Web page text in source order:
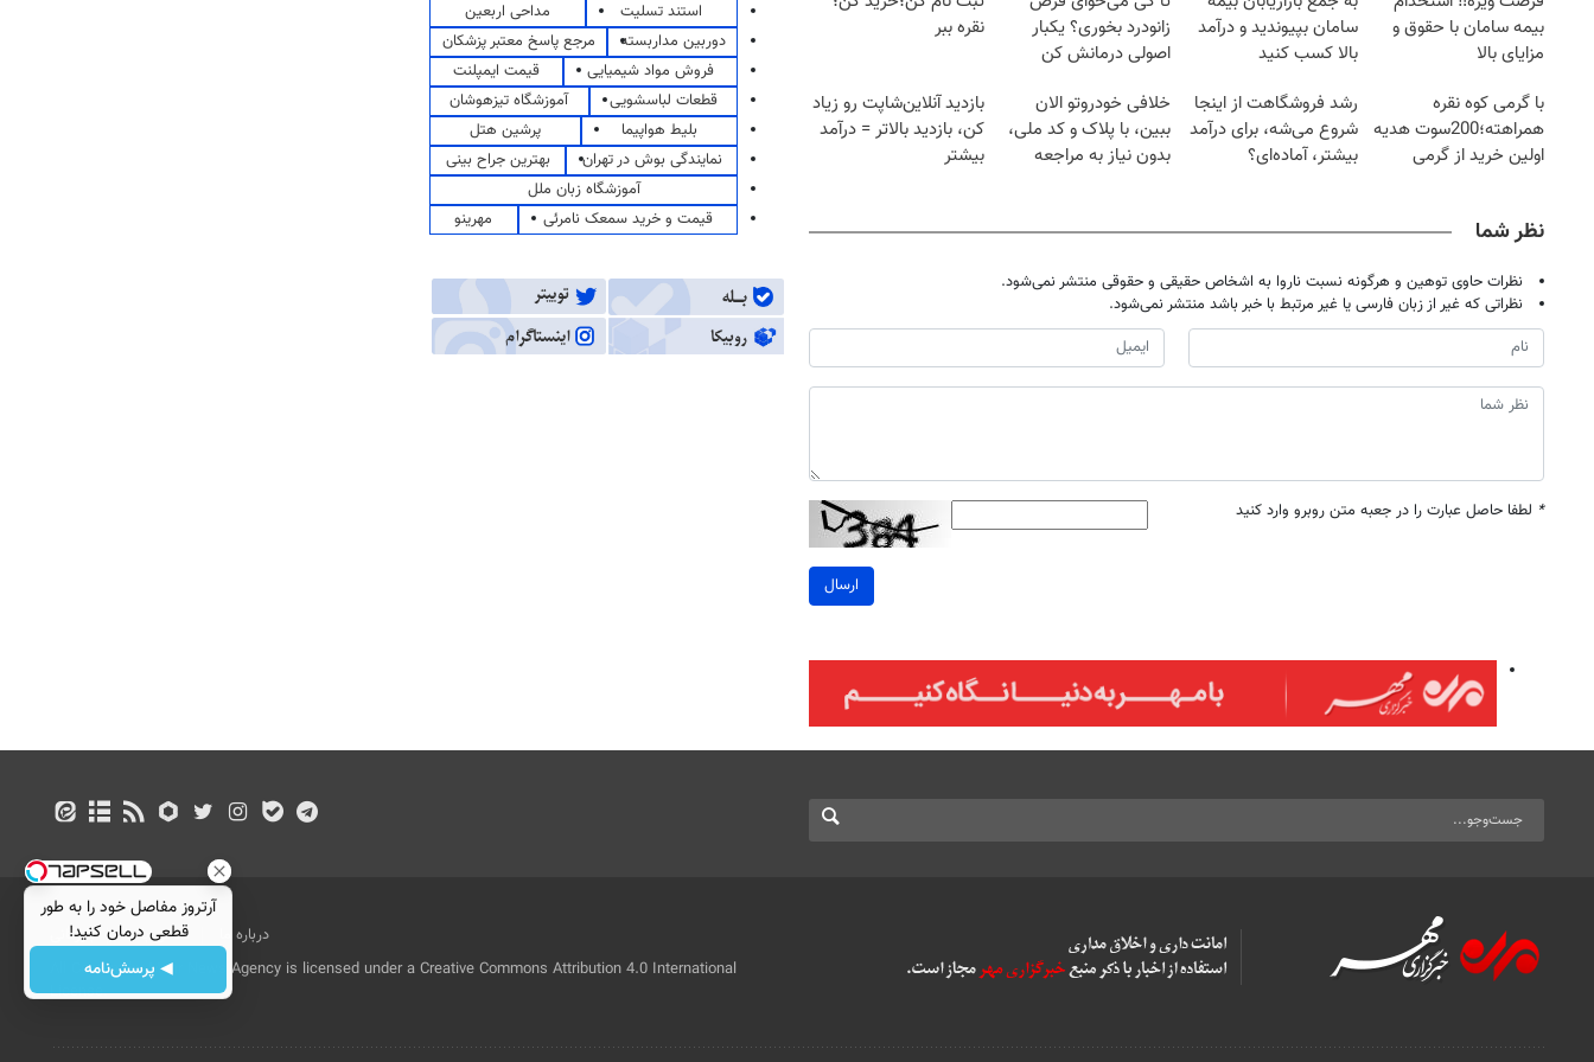
بیمه سامان با حقوق و
مزایای بالا
سامان بپیوندید و درآمد
بالا کسب کنید
زانودرد بخوری؟ یکبار
اصولی درمانش کن
نقره ببر
با گرمی کوه نقره
همراهته؛200سوت هدیه
اولین خرید از گرمی
رشد فروشگاهت از اینجا
شروع می‌شه، برای درآمد
بیشتر، آماده‌ای؟
خلافی خودروتو الان
ببین، با پلاک و کد ملی،
بدون نیاز به مراجعه
بازدید آنلاین‌شاپت رو زیاد
کن، بازدید بالاتر = درآمد
بیشتر
نظر شما
نظرات حاوی توهین و هرگونه نسبت ناروا به اشخاص حقیقی و حقوقی منتشر نمی‌شود.
نظراتی که غیر از زبان فارسی یا غیر مرتبط با خبر باشد منتشر نمی‌شود.
* لطفا حاصل عبارت را در جعبه متن روبرو وارد کنید
ارسال
استند تسلیت
مداحی اربعین
دوربین مداربسته
مرجع پاسخ معتبر پزشکان
فروش مواد شیمیایی
قیمت ایمپلنت
قطعات لباسشویی
آموزشگاه تیزهوشان
بلیط هواپیما
پرشین هتل
نمایندگی بوش در تهران
بهترین جراح بینی
آموزشگاه زبان ملل
قیمت و خرید سمعک نامرئی
مهرینو
درباره ما تماس با ما
بازرگانی
All Content by Mehr News Agency is licensed under a Creative Commons Attribution 4.0 International
License.
آرتروز مفاصل خود را به طور
قطعی درمان کنید!
◂پرسش‌نامه▸
◀ پرسش‌نامه